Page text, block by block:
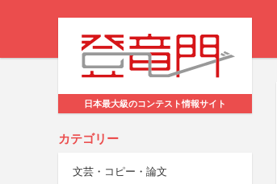
日本最大級のコンテスト情報サイト
カテゴリー
文芸・コピー・論文